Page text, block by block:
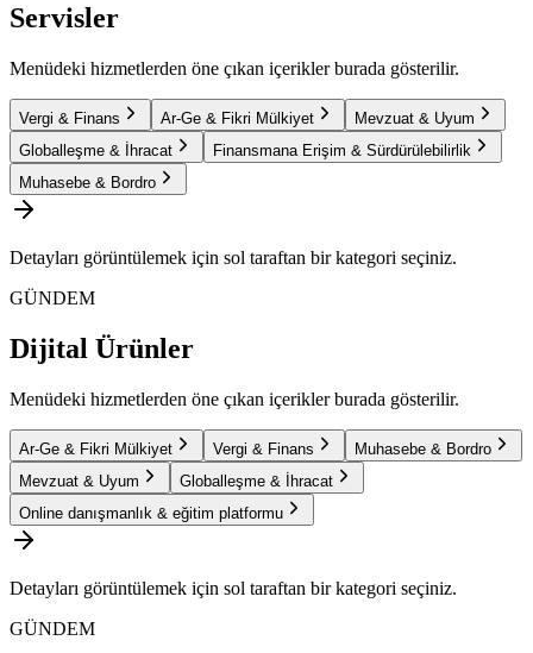
Servisler
Menüdeki hizmetlerden öne çıkan içerikler burada gösterilir.
Vergi & Finans Ar-Ge & Fikri Mülkiyet
Mevzuat & Uyum
Globalleşme & İhracat
Finansmana Erişim & Sürdürülebilirlik
Muhasebe & Bordro
Detayları görüntülemek için sol taraftan bir kategori seçiniz.
GÜNDEM
Dijital Ürünler
Menüdeki hizmetlerden öne çıkan içerikler burada gösterilir.
Ar-Ge & Fikri Mülkiyet Vergi & Finans
Muhasebe & Bordro
Mevzuat & Uyum
Globalleşme & İhracat
Online danışmanlık & eğitim platformu
Detayları görüntülemek için sol taraftan bir kategori seçiniz.
GÜNDEM